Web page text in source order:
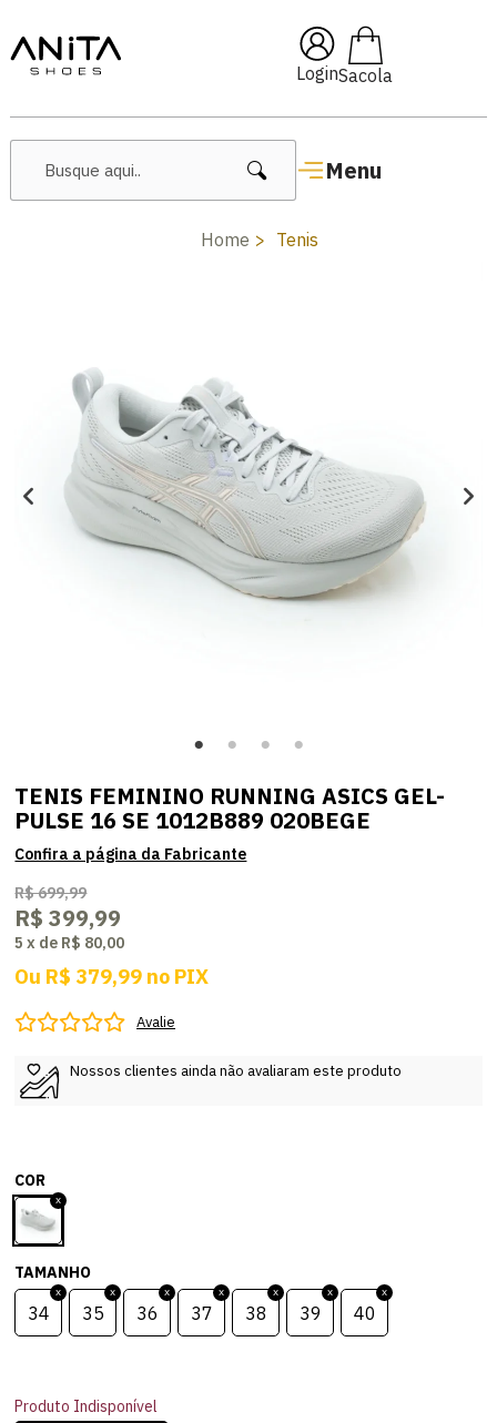
Login
Menu
🔥 Lançamentos Femininos
Home Tenis
TENIS FEMININO RUNNING ASICS GEL-
PULSE 16 SE 1012B889 020BEGE
R$ 699,99
R$ 399,99
5 x de R$ 80,00
Ou R$ 379,99 no PIX
Avalie
Nossos clientes ainda não avaliaram este produto
COR
TAMANHO
34 35 36 37 38 39 40
Produto Indisponível